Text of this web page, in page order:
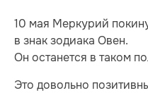
10 мая Меркурий
в знак зодиака Овен.
Он останется в таком
Это довольно